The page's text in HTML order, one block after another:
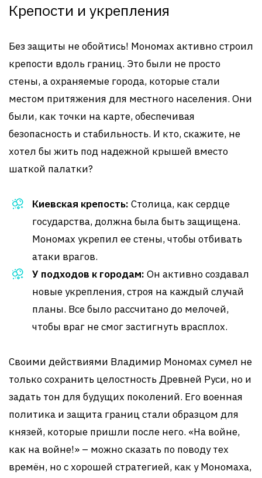
Крепости и укрепления
Без защиты не обойтись! Мономах активно строил
крепости вдоль границ. Это были не просто
стены, а охраняемые города, которые стали
местом притяжения для местного населения. Они
были, как точки на карте, обеспечивая
безопасность и стабильность. И кто, скажите, не
хотел бы жить под надежной крышей вместо
шаткой палатки?
Киевская крепость: Столица, как сердце
государства, должна была быть защищена.
Мономах укрепил ее стены, чтобы отбивать
атаки врагов.
У подходов к городам: Он активно создавал
новые укрепления, строя на каждый случай
планы. Все было рассчитано до мелочей,
чтобы враг не смог застигнуть врасплох.
Своими действиями Владимир Мономах сумел не
только сохранить целостность Древней Руси, но и
задать тон для будущих поколений. Его военная
политика и защита границ стали образцом для
князей, которые пришли после него. «На войне,
как на войне!» – можно сказать по поводу тех
времён, но с хорошей стратегией, как у Мономаха,